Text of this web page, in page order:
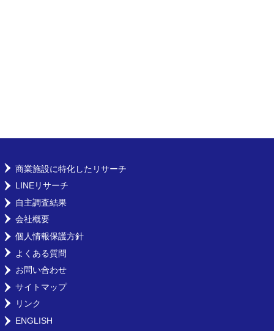
商業施設に特化したリサーチ
LINEリサーチ
自主調査結果
会社概要
個人情報保護方針
よくある質問
お問い合わせ
サイトマップ
リンク
ENGLISH